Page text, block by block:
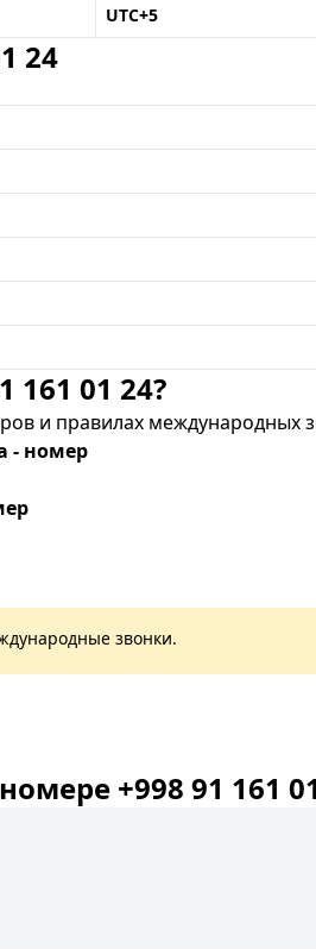
UTC+5
24
161 01 24?
и правилах международных
- номер
звонки.
+998 91 161